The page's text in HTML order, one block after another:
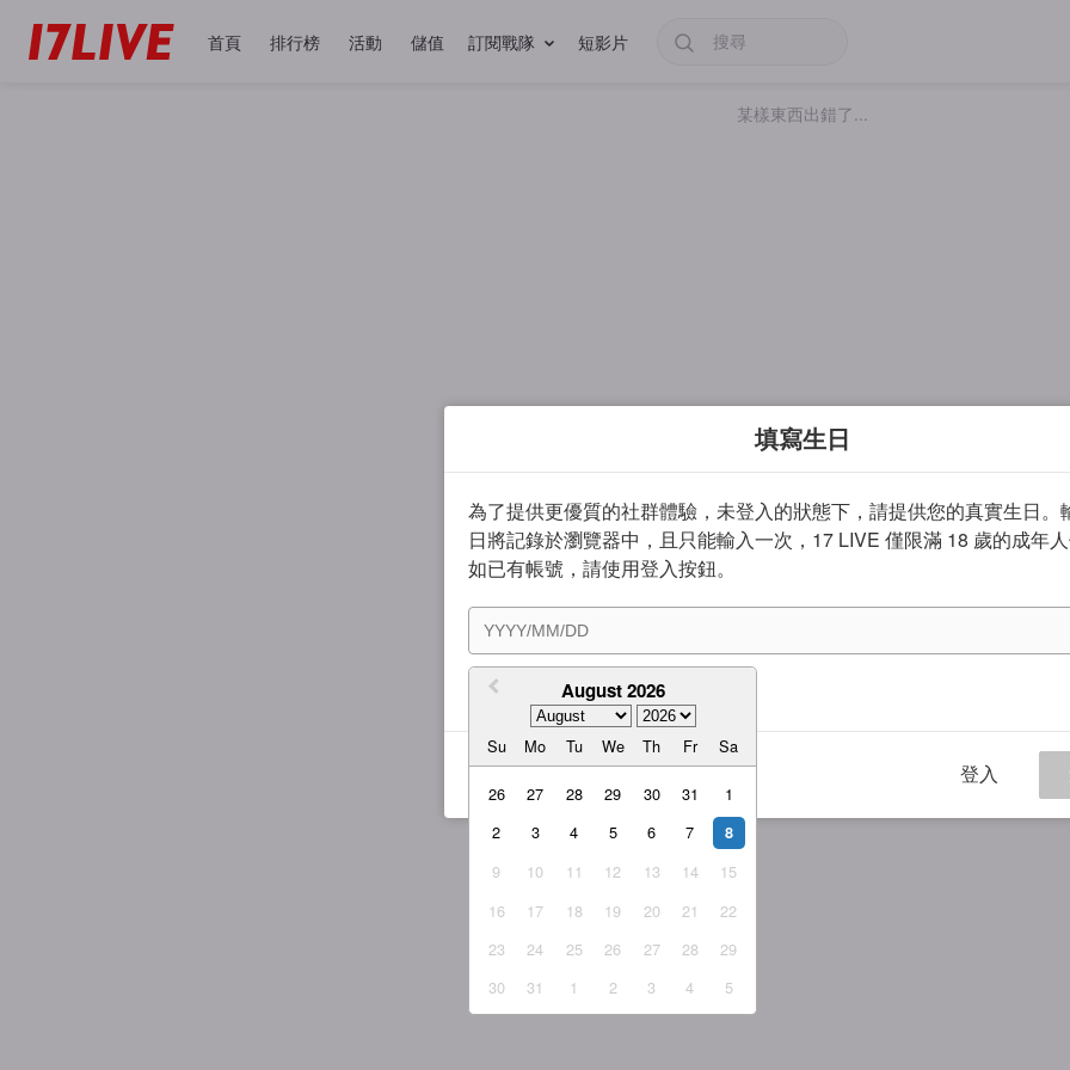
首頁 排行榜 活動 儲值 訂閱戰隊 短影片
某樣東西出錯了...
填寫生日
為了提供更優質的社群體驗，未登入的狀態下，請提供您的真實生日。
日將記錄於瀏覽器中，且只能輸入一次，17 LIVE 僅限滿 18 歲的成年人
如已有帳號，請使用登入按鈕。
August 2026
Su Mo Tu We Th Fr Sa
26 27 28 29 30 31
1
2
3 4 5 6 7 8
9 10 11 12 13 14
15
16
17 18 19 20 21
22
23
24 25 26 27 28
29
30
31 1 2 3 4 5
我同意 服務條款與隱私權政策
登入